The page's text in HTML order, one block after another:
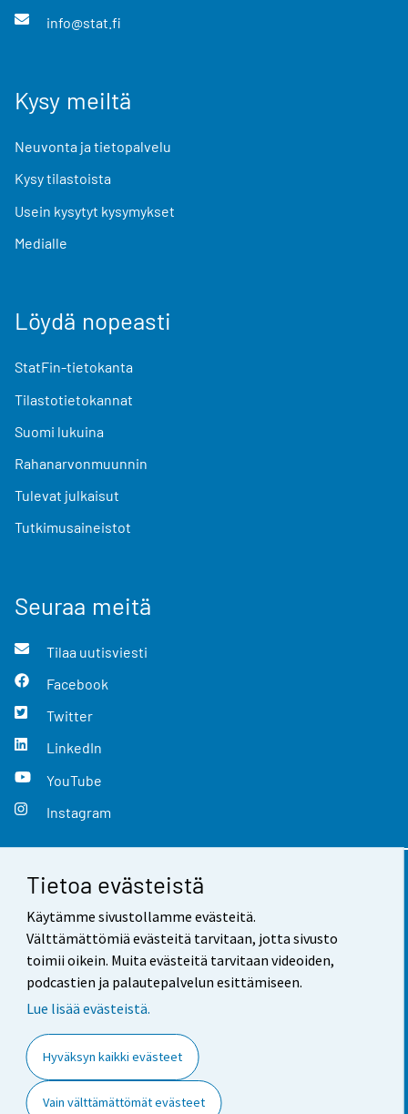
Tietoa evästeistä
Käytämme sivustollamme evästeitä.
Välttämättömiä evästeitä tarvitaan, jotta sivusto
toimii oikein. Muita evästeitä tarvitaan videoiden,
podcastien ja palautepalvelun esittämiseen.
Lue lisää evästeistä.
Hyväksyn kaikki evästeet
Vain välttämättömät evästeet
info@stat.fi
Kysy meiltä
Neuvonta ja tietopalvelu
Kysy tilastoista
Usein kysytyt kysymykset
Medialle
Löydä nopeasti
StatFin-tietokanta
Tilastotietokannat
Suomi lukuina
Rahanarvonmuunnin
Tulevat julkaisut
Tutkimusaineistot
Seuraa meitä
Tilaa uutisviesti
Facebook
Twitter
LinkedIn
YouTube
Instagram
Yhteystiedot
Palaute
Käyttöehdot
Saavutettavuus
Tietoa sivustosta
Evästeasetukset